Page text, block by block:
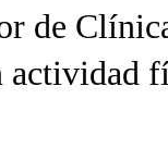
de